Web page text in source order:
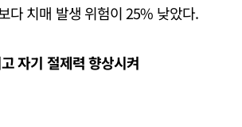
다 치매 발생 위험이 25% 낮았다.
자기 절제력 향상시켜